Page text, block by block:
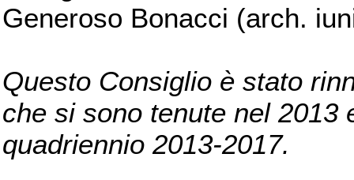
Generoso Bonacci (arch.
Questo Consiglio è stato
che si sono tenute nel 2013
quadriennio 2013-2017.